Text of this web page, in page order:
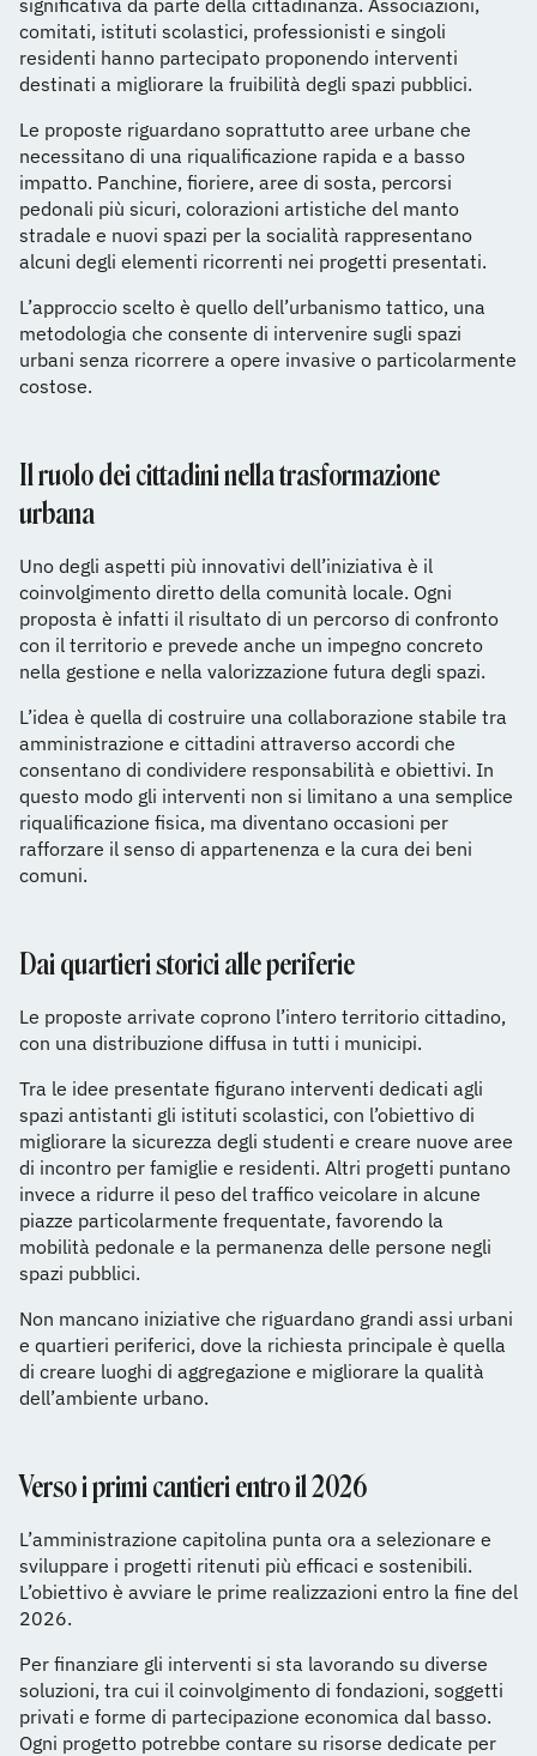
significativa da parte della cittadinanza. Associazioni,
comitati, istituti scolastici, professionisti e singoli
residenti hanno partecipato proponendo interventi
destinati a migliorare la fruibilità degli spazi pubblici.
Le proposte riguardano soprattutto aree urbane che
necessitano di una riqualificazione rapida e a basso
impatto. Panchine, fioriere, aree di sosta, percorsi
pedonali più sicuri, colorazioni artistiche del manto
stradale e nuovi spazi per la socialità rappresentano
alcuni degli elementi ricorrenti nei progetti presentati.
L’approccio scelto è quello dell’urbanismo tattico, una
metodologia che consente di intervenire sugli spazi
urbani senza ricorrere a opere invasive o particolarmente
costose.
Il ruolo dei cittadini nella trasformazione
urbana
Uno degli aspetti più innovativi dell’iniziativa è il
coinvolgimento diretto della comunità locale. Ogni
proposta è infatti il risultato di un percorso di confronto
con il territorio e prevede anche un impegno concreto
nella gestione e nella valorizzazione futura degli spazi.
L’idea è quella di costruire una collaborazione stabile tra
amministrazione e cittadini attraverso accordi che
consentano di condividere responsabilità e obiettivi. In
questo modo gli interventi non si limitano a una semplice
riqualificazione fisica, ma diventano occasioni per
rafforzare il senso di appartenenza e la cura dei beni
comuni.
Dai quartieri storici alle periferie
Le proposte arrivate coprono l’intero territorio cittadino,
con una distribuzione diffusa in tutti i municipi.
Tra le idee presentate figurano interventi dedicati agli
spazi antistanti gli istituti scolastici, con l’obiettivo di
migliorare la sicurezza degli studenti e creare nuove aree
di incontro per famiglie e residenti. Altri progetti puntano
invece a ridurre il peso del traffico veicolare in alcune
piazze particolarmente frequentate, favorendo la
mobilità pedonale e la permanenza delle persone negli
spazi pubblici.
Non mancano iniziative che riguardano grandi assi urbani
e quartieri periferici, dove la richiesta principale è quella
di creare luoghi di aggregazione e migliorare la qualità
dell’ambiente urbano.
Verso i primi cantieri entro il 2026
L’amministrazione capitolina punta ora a selezionare e
sviluppare i progetti ritenuti più efficaci e sostenibili.
L’obiettivo è avviare le prime realizzazioni entro la fine del
2026.
Per finanziare gli interventi si sta lavorando su diverse
soluzioni, tra cui il coinvolgimento di fondazioni, soggetti
privati e forme di partecipazione economica dal basso.
Ogni progetto potrebbe contare su risorse dedicate per